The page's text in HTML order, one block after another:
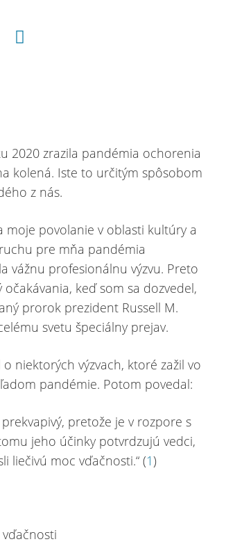
2020 zrazila pandémia ochorenia
kolená. Iste to určitým spôsobom
z nás.
moje povolanie v oblasti kultúry a
pre mňa pandémia
vážnu profesionálnu výzvu. Preto
keď som sa dozvedel,
prorok prezident Russell M.
svetu špeciálny prejav.
niektorých výzvach, ktoré zažil vo
pandémie. Potom povedal:
pretože je v rozpore s
jeho účinky potvrdzujú vedci,
liečivú moc vďačnosti.“ (1)